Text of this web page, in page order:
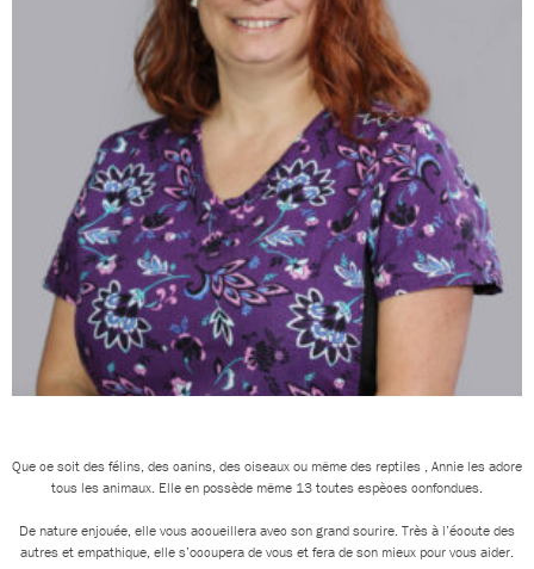
Que ce soit des félins, des canins, des oiseaux ou même des reptiles , Annie les adore
tous les animaux. Elle en possède même 13 toutes espèces confondues.
De nature enjouée, elle vous accueillera avec son grand sourire. Très à l’écoute des
autres et empathique, elle s’occupera de vous et fera de son mieux pour vous aider.